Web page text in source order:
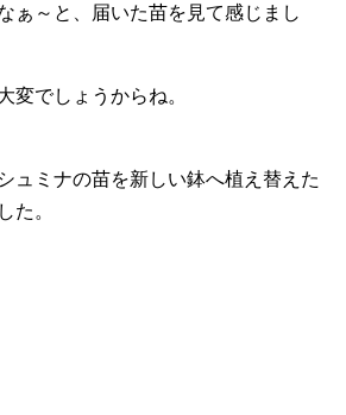
ぁ～と、届いた苗を見て感じまし
変でしょうからね。
ュミナの苗を新しい鉢へ植え替えた
た。